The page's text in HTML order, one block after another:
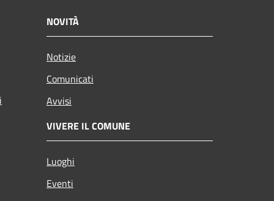
NOVITÀ
Notizie
Comunicati
Avvisi
VIVERE IL COMUNE
Luoghi
Eventi